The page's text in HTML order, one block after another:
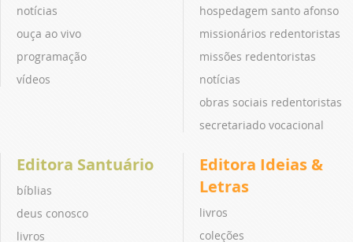
notícias
ouça ao vivo
programação
vídeos
hospedagem santo afonso
missionários redentoristas
missões redentoristas
notícias
obras sociais redentoristas
secretariado vocacional
Editora Santuário
bíblias
deus conosco
livros
Editora Ideias &
Letras
livros
coleções